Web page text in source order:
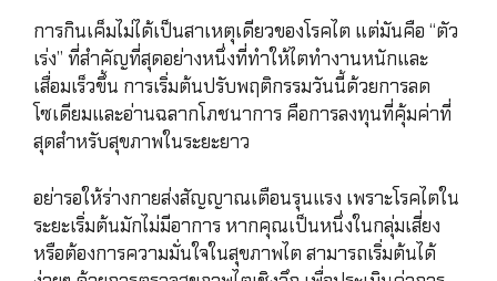
การกินเค็มไม่ได้เป็นสาเหตุเดียวของโรคไต แต่มันคือ “ตัว
เร่ง” ที่สำคัญที่สุดอย่างหนึ่งที่ทำให้ไตทำงานหนักและ
เสื่อมเร็วขึ้น การเริ่มต้นปรับพฤติกรรมวันนี้ด้วยการลด
โซเดียมและอ่านฉลากโภชนาการ คือการลงทุนที่คุ้มค่าที่
สุดสำหรับสุขภาพในระยะยาว
อย่ารอให้ร่างกายส่งสัญญาณเตือนรุนแรง เพราะโรคไตใน
ระยะเริ่มต้นมักไม่มีอาการ หากคุณเป็นหนึ่งในกลุ่มเสี่ยง
หรือต้องการความมั่นใจในสุขภาพไต สามารถเริ่มต้นได้